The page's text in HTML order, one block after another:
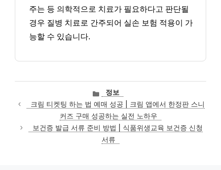
주는 등 의학적으로 치료가 필요하다고 판단될
경우 질병 치료로 간주되어 실손 보험 적용이 가
능할 수 있습니다.
카
테
고
리
정보
크림 티켓팅 하는 법 예매 성공 | 크림 앱에서 한정판 스니
커즈 구매 성공하는 실전 노하우
보건증 발급 서류 준비 방법 | 식품위생교육 보건증 신청
서류